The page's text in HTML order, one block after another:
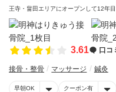
王寺・畠田エリアにオープンして12年目
3.61 口コ
接骨・整骨 マッサージ 鍼灸
早朝OK クーポン有